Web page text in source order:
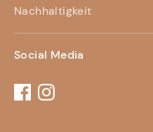
Nachhaltigkeit
Social Media